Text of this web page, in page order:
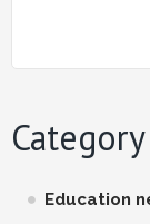
Category
Education